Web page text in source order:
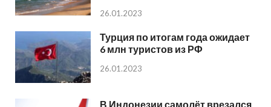
26.01.2023
Турция по итогам года ожидает
6 млн туристов из РФ
26.01.2023
В Индонезии самолёт врезался